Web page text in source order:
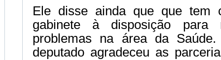
Ele disse ainda que que tem
gabinete à disposição para
problemas na área da
deputado agradeceu as